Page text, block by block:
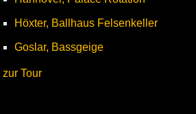
Höxter, Ballhaus Felsenkeller
Goslar, Bassgeige
zur Tour